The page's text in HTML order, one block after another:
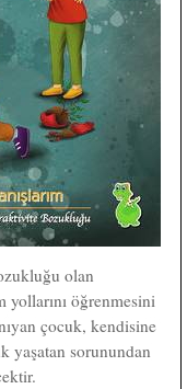
olan
yollarını öğrenmesini
çocuk, kendisine
yaşatan sorunundan